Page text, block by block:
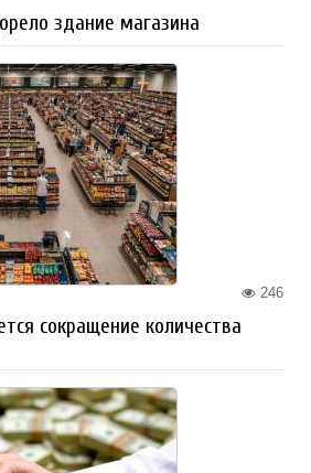
здание магазина
246
сокращение количества